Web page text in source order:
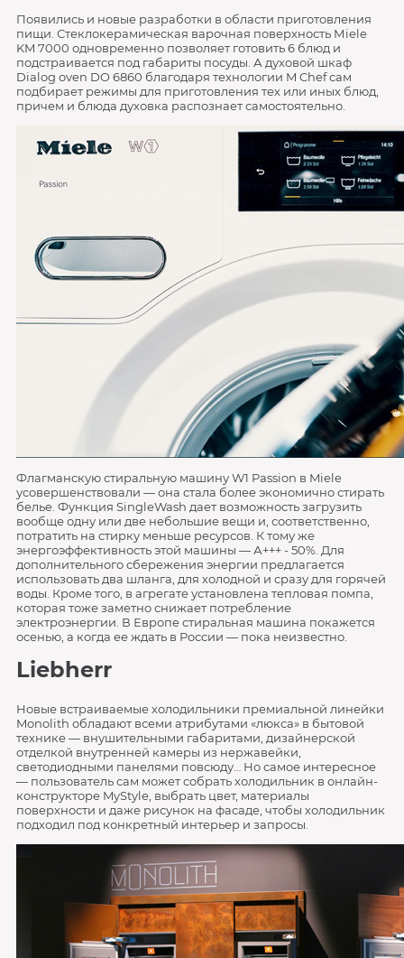
Появились и новые разработки в области приготовления
пищи. Стеклокерамическая варочная поверхность Мiеlе
KM 7000 одновременно позволяет готовить 6 блюд и
подстраивается под габариты посуды. А духовой шкаф
Dialog oven DO 6860 благодаря технологии M Chef сам
подбирает режимы для приготовления тех или иных блюд,
причем и блюда духовка распознает самостоятельно.
Флагманскую стиральную машину W1 Passion в Miele
усовершенствовали — она стала более экономично стирать
белье. Функция SingleWash дает возможность загрузить
вообще одну или две небольшие вещи и, соответственно,
потратить на стирку меньше ресурсов. К тому же
энергоэффективность этой машины — А+++ - 50%. Для
дополнительного сбережения энергии предлагается
использовать два шланга, для холодной и сразу для горячей
воды. Кроме того, в агрегате установлена тепловая помпа,
которая тоже заметно снижает потребление
электроэнергии. В Европе стиральная машина покажется
осенью, а когда ее ждать в России — пока неизвестно.
Liebherr
Новые встраиваемые холодильники премиальной линейки
Monolith обладают всеми атрибутами «люкса» в бытовой
технике — внушительными габаритами, дизайнерской
отделкой внутренней камеры из нержавейки,
светодиодными панелями повсюду… Но самое интересное
— пользователь сам может собрать холодильник в онлайн-
конструкторе MyStyle, выбрать цвет, материалы
поверхности и даже рисунок на фасаде, чтобы холодильник
подходил под конкретный интерьер и запросы.